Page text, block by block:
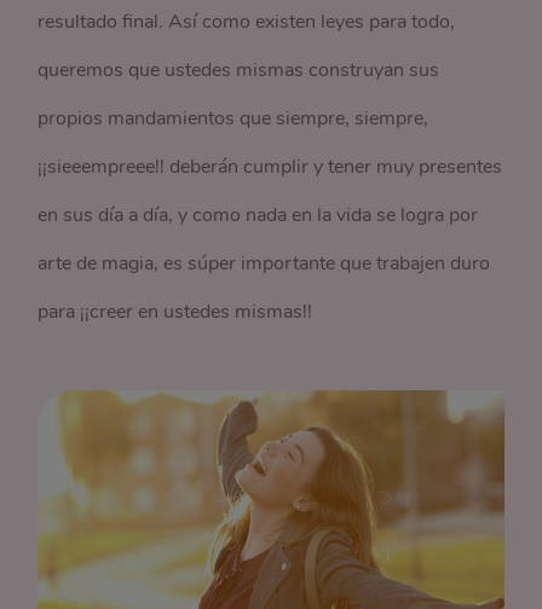
resultado final. Así como existen leyes para todo,
queremos que ustedes mismas construyan sus
propios mandamientos que siempre, siempre,
¡¡sieeempreee!! deberán cumplir y tener muy presentes
en sus día a día, y como nada en la vida se logra por
arte de magia, es súper importante que trabajen duro
para ¡¡creer en ustedes mismas!!